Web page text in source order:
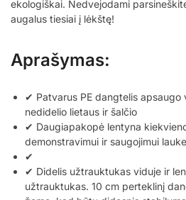
ekologiškai. Nedvejodami
augalus tiesiai į lėkštę!
Aprašymas:
✔ Patvarus PE dangtelis apsaugo
nedidelio lietaus ir šalčio
✔ Daugiapakopė lentyna
demonstravimui ir saugojimui lauke
✔
✔ Didelis užtrauktukas viduje ir
užtrauktukas. 10 cm perteklinį